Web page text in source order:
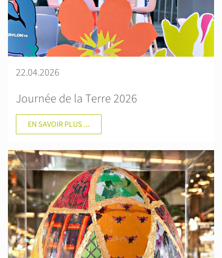
22.04.2026
Journée de la Terre 2026
EN SAVOIR PLUS ...